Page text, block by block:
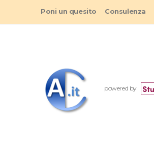
Poni un quesito Consulenza
powered by